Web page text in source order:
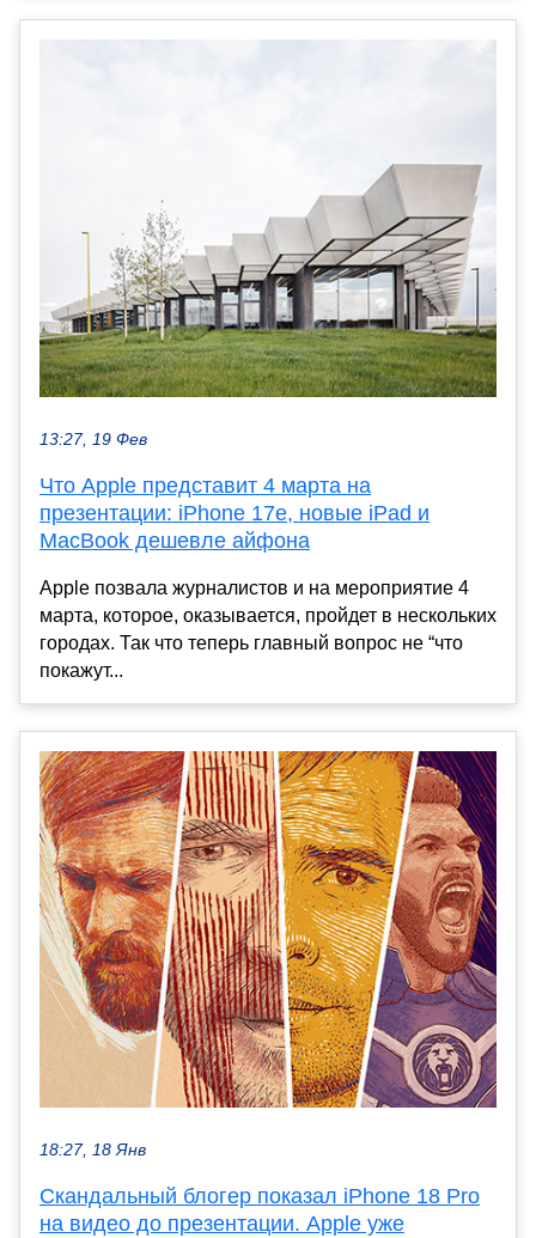
13:27, 19 Фев
Что Apple представит 4 марта на
презентации: iPhone 17e, новые iPad и
MacBook дешевле айфона
Apple позвала журналистов и на мероприятие 4
марта, которое, оказывается, пройдет в нескольких
городах. Так что теперь главный вопрос не “что
покажут...
18:27, 18 Янв
Скандальный блогер показал iPhone 18 Pro
на видео до презентации. Apple уже